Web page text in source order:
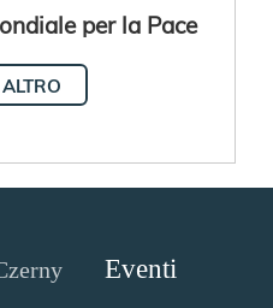
per la Pace
Eventi